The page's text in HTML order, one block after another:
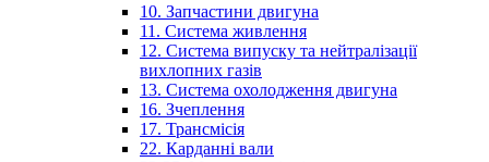
10. Запчастини двигуна
11. Система живлення
12. Система випуску та нейтралізації
вихлопних газів
13. Система охолодження двигуна
16. Зчеплення
17. Трансмісія
22. Карданні вали